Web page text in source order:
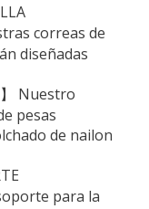
correas de
diseñadas
】 Nuestro
pesas
de nailon
para la